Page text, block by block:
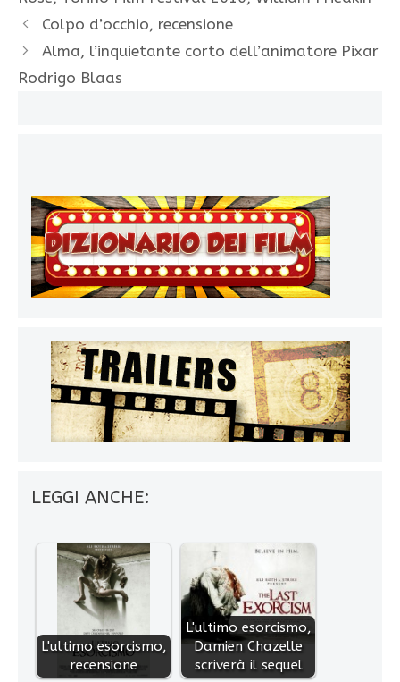
Colpo d’occhio, recensione
Alma, l’inquietante corto dell’animatore Pixar
Rodrigo Blaas
LEGGI ANCHE:
L'ultimo esorcismo,
recensione
L'ultimo esorcismo,
Damien Chazelle
scriverà il sequel